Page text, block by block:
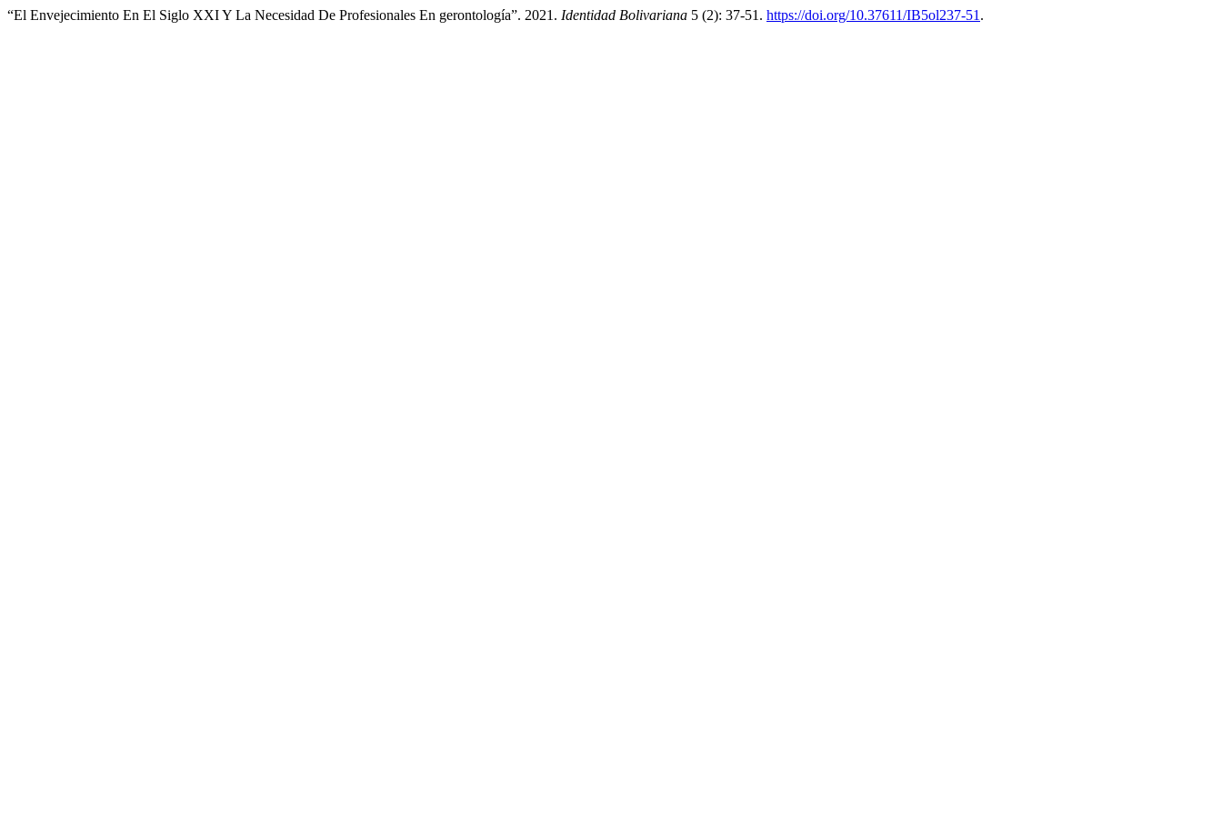
“El Envejecimiento En El Siglo XXI Y La Necesidad De Profesionales En gerontología”. 2021. Identidad Bolivariana 5 (2): 37-51. https://doi.org/10.37611/IB5ol237-51 .